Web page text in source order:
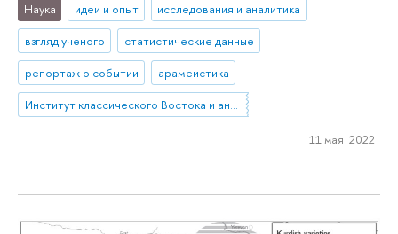
Наука идеи и опыт
исследования и аналитика
взгляд ученого
статистические данные
репортаж о событии
арамеистика
Институт классического Востока и античности
11 мая 2022